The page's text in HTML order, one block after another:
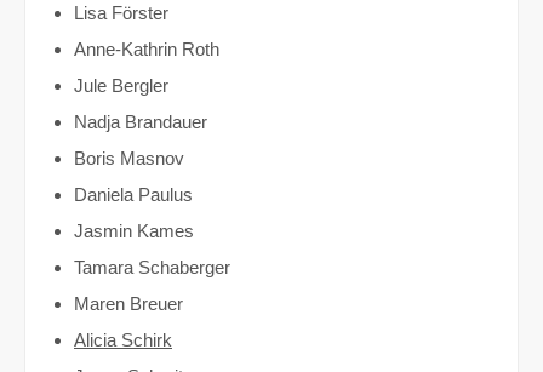
Lisa Förster
Anne-Kathrin Roth
Jule Bergler
Nadja Brandauer
Boris Masnov
Daniela Paulus
Jasmin Kames
Tamara Schaberger
Maren Breuer
Alicia Schirk